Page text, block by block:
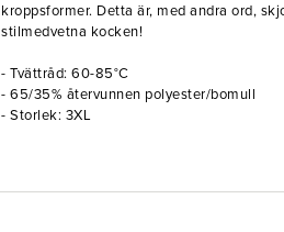
kroppsformer. Detta är, med andra ord,
stilmedvetna kocken!
- Tvättråd: 60-85°C
- 65/35% återvunnen polyester/bomull
- Storlek: 3XL